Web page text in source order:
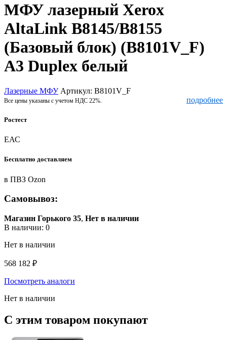
МФУ лазерный Xerox
AltaLink B8145/B8155
(Базовый блок) (B8101V_F)
A3 Duplex белый
Лазерные МФУ Артикул: B8101V_F
подробнее
Все цены указаны с учетом НДС 22%.
Ростест
ЕАС
Бесплатно доставляем
в ПВЗ Ozon
Самовывоз:
Магазин Горького 35, Нет в наличии
В наличии: 0
Нет в наличии
568 182 ₽
Посмотреть аналоги
Нет в наличии
С этим товаром покупают